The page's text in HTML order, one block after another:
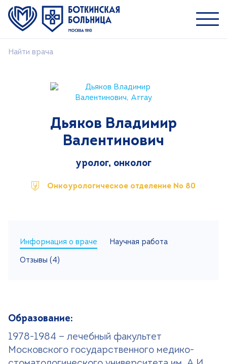
Пациентам
О ММНКЦ им. С.П. Боткина
Найти врача
Поиск
Записаться на прием
Найти врача
Дьяков Владимир
Валентинович
уролог, онколог
Онкоурологическое отделение № 80
Информация о враче Научная работа
Отзывы (4)
Образование:
1978-1984 — лечебный факультет
Московского государственного медико-